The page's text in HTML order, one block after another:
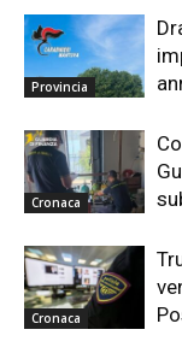
Provincia
Cronaca
Cronaca